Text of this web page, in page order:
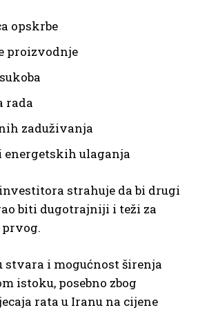
opskrbe
proizvodnje
rada
zaduživanja
ulaganja
strahuje da bi drugi
biti dugotrajniji i teži za
stvara i mogućnost širenja
istoku, posebno zbog
rata u Iranu na cijene